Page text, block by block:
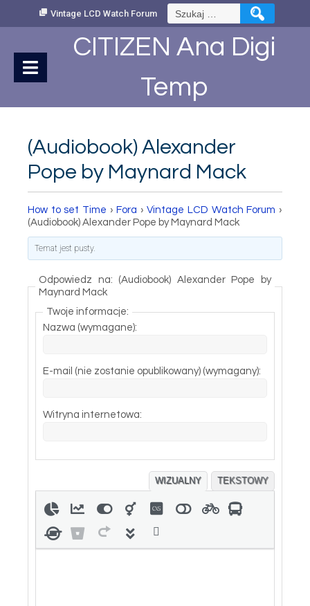
Vintage LCD Watch Forum Szukaj:
CITIZEN Ana Digi
Temp
(Audiobook) Alexander
Pope by Maynard Mack
How to set Time › Fora › Vintage LCD Watch Forum ›
(Audiobook) Alexander Pope by Maynard Mack
Temat jest pusty.
Odpowiedz na: (Audiobook) Alexander Pope by
Maynard Mack
Twoje informacje:
Nazwa (wymagane):
E-mail (nie zostanie opublikowany) (wymagany):
Witryna internetowa:
WIZUALNY TEKSTOWY